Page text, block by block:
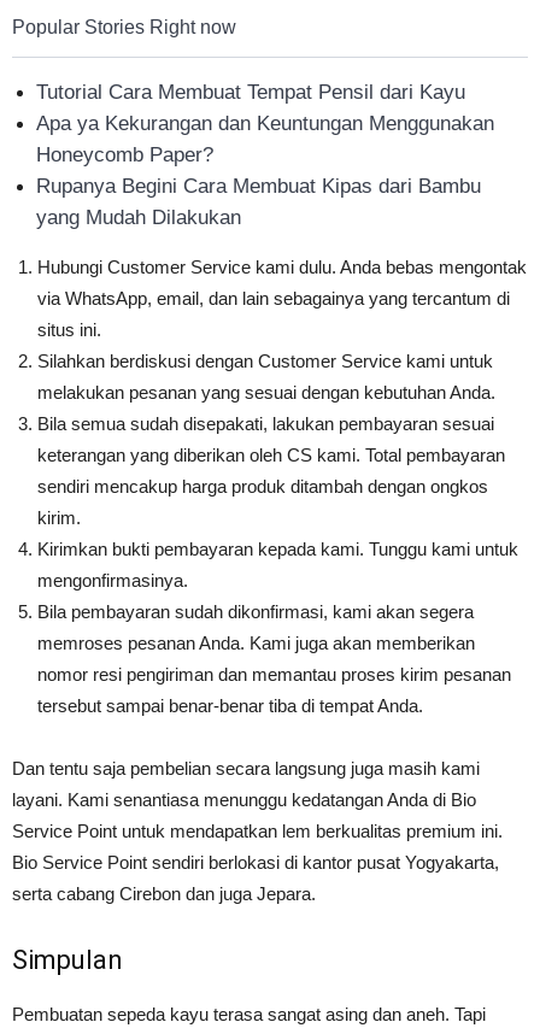
Popular Stories Right now
Tutorial Cara Membuat Tempat Pensil dari Kayu
Apa ya Kekurangan dan Keuntungan Menggunakan
Honeycomb Paper?
Rupanya Begini Cara Membuat Kipas dari Bambu
yang Mudah Dilakukan
Hubungi Customer Service kami dulu. Anda bebas mengontak
via WhatsApp, email, dan lain sebagainya yang tercantum di
situs ini.
Silahkan berdiskusi dengan Customer Service kami untuk
melakukan pesanan yang sesuai dengan kebutuhan Anda.
Bila semua sudah disepakati, lakukan pembayaran sesuai
keterangan yang diberikan oleh CS kami. Total pembayaran
sendiri mencakup harga produk ditambah dengan ongkos
kirim.
Kirimkan bukti pembayaran kepada kami. Tunggu kami untuk
mengonfirmasinya.
Bila pembayaran sudah dikonfirmasi, kami akan segera
memroses pesanan Anda. Kami juga akan memberikan
nomor resi pengiriman dan memantau proses kirim pesanan
tersebut sampai benar-benar tiba di tempat Anda.
Dan tentu saja pembelian secara langsung juga masih kami
layani. Kami senantiasa menunggu kedatangan Anda di Bio
Service Point untuk mendapatkan lem berkualitas premium ini.
Bio Service Point sendiri berlokasi di kantor pusat Yogyakarta,
serta cabang Cirebon dan juga Jepara.
Simpulan
Pembuatan sepeda kayu terasa sangat asing dan aneh. Tapi